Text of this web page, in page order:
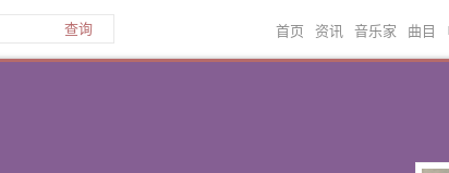
查询 首页 资讯 音乐家 曲目